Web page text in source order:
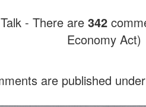
- There are 342
Economy Act)
are published